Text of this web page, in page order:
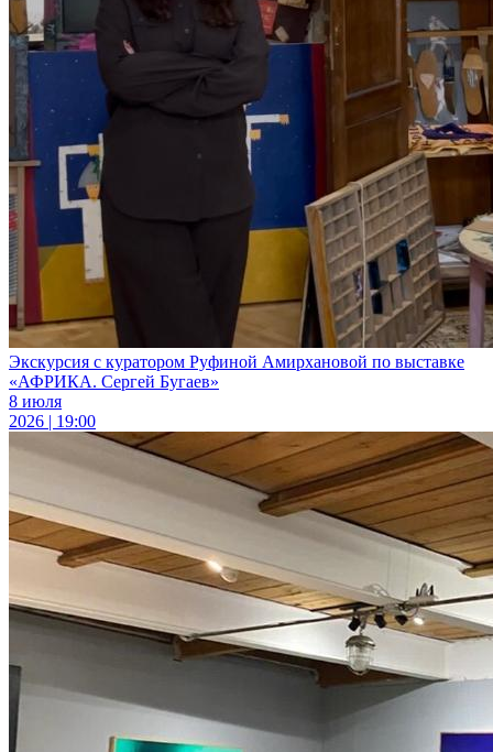
Экскурсия с куратором Руфиной Амирхановой по выставке
«АФРИКА. Сергей Бугаев»
8 июля
2026 | 19:00